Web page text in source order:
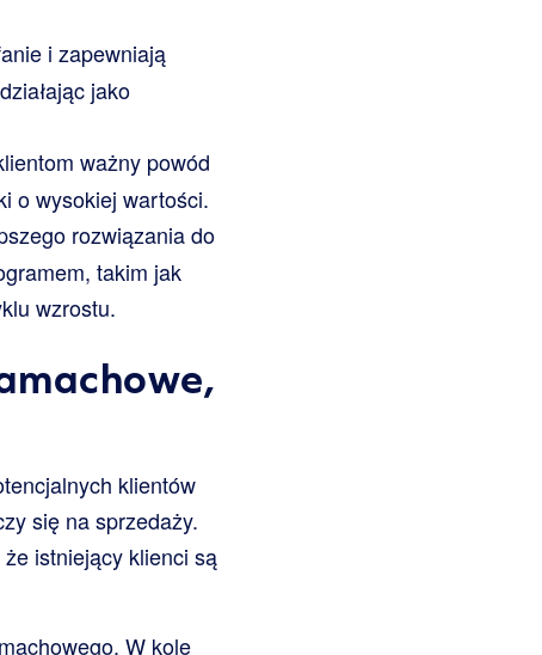
i zapewniają
jako
ważny powód
o wysokiej wartości.
rozwiązania do
takim jak
wzrostu.
klientów
się na sprzedaży.
istniejący klienci są
W kole